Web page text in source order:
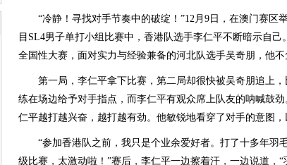
“冷静！寻找对手节奏中的破绽！”12月9日，在澳门赛区
目SL4男子单打小组比赛中，香港队选手李仁平不断暗示自己
全国性大赛，面对实力与经验兼备的河北队选手吴奇朋，他不
第一局，李仁平拿下比赛，第二局却很快被吴奇朋追上，
练在场边给予对手指点，而李仁平有观众席上队友的呐喊鼓
仁平越打越兴奋，越打越有劲。他敏锐地看穿了对手的意图，
“参加香港队之前，我只是个业余爱好者。打了十多年羽
级比赛，太激动啦！”赛后，李仁平一边擦着汗，一边说道，